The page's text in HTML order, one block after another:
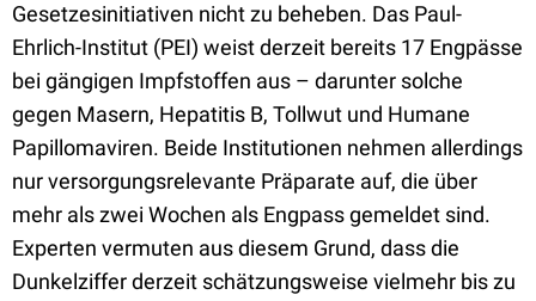
Gesetzesinitiativen nicht zu beheben. Das Paul-
Ehrlich-Institut (PEI) weist derzeit bereits 17 Engpässe
bei gängigen Impfstoffen aus – darunter solche
gegen Masern, Hepatitis B, Tollwut und Humane
Papillomaviren. Beide Institutionen nehmen allerdings
nur versorgungsrelevante Präparate auf, die über
mehr als zwei Wochen als Engpass gemeldet sind.
Experten vermuten aus diesem Grund, dass die
Dunkelziffer derzeit schätzungsweise vielmehr bis zu